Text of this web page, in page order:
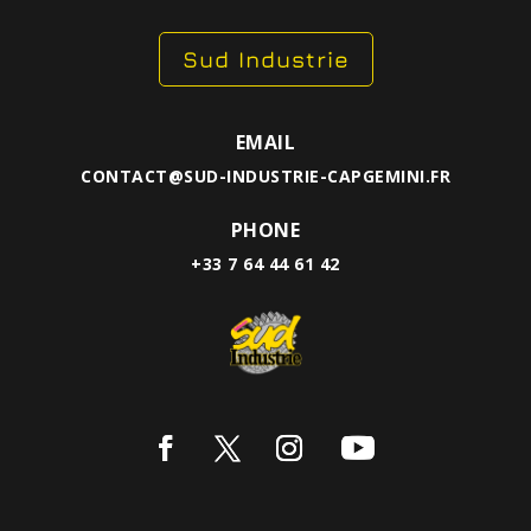
Sud Industrie
EMAIL
CONTACT@SUD-INDUSTRIE-CAPGEMINI.FR
PHONE
+33 7 64 44 61 42